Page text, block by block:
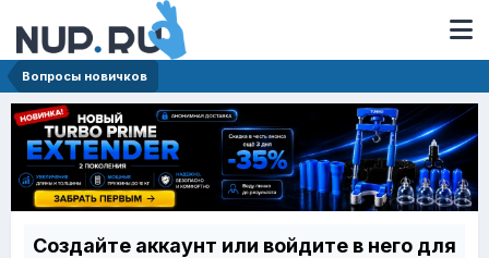
Вопросы новичков
Создайте аккаунт или войдите в него для